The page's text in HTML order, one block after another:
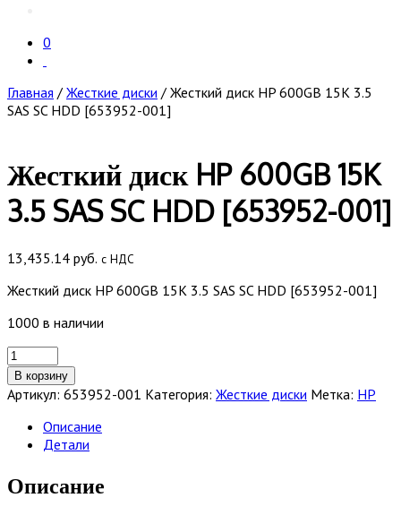
0
Главная / Жесткие диски / Жесткий диск HP 600GB 15K 3.5
SAS SC HDD [653952-001]
Жесткий диск HP 600GB 15K
3.5 SAS SC HDD [653952-001]
13,435.14 руб. с НДС
Жесткий диск HP 600GB 15K 3.5 SAS SC HDD [653952-001]
1000 в наличии
Количество
товара
Жесткий
диск
600GB
3.5
SAS
В корзину
Артикул: 653952-001 Категория: Жесткие диски Метка: HP
Описание
Детали
Описание